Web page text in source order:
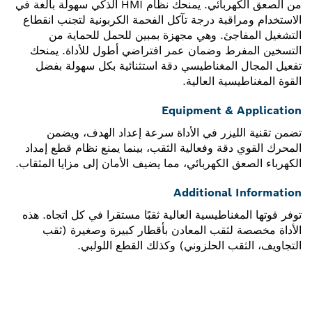
من الصعق الكهربائي. يمنحك نظام HMI الذكي سهولة بالغة في
الاستخدام ومراقبة درجة تآكل الفحمة الكربونية لتجنب انقطاع
التشغيل المفاجئ. وهي مجهزة بمبين للحمل للحماية من
التسخين المفرط وضمان عمر افتراضي أطول للأداة. يمنحك
تفعيل المجال المغناطيسي دقة استثنائية بكل سهولة بفضل
القوة المغناطيسية العالية.
Equipment & Application
تضمن تقنية الليزر في الأداة سرعة إعداد الهدف، ويضمن
المحرك القوي دقة وفعالية الثقب، بينما يمنع نظام قطع إمداد
الكهرباء الصعق الكهربائي، مما يضيف الأمان إلى مزايا المثقاب.
Additional Information
توفر قوتها المغناطيسية العالية ثقبًا مستقرا في كل اتجاه. هذه
الأداة مخصصة لثقب المعادن بأقطار كبيرة وصغيرة (ثقب
التجاويف، الثقب الحلزوني) وكذلك القطع اللولبي.